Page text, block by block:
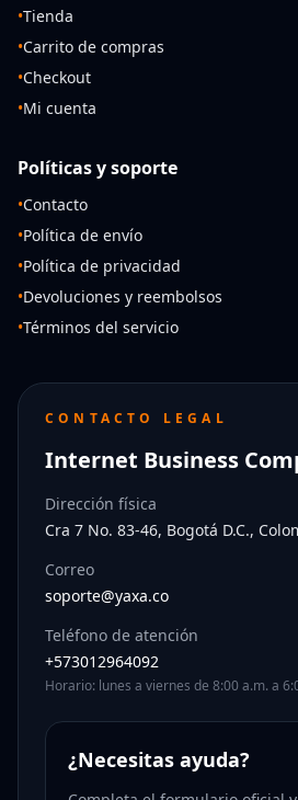
•Tienda
•Carrito de compras
•Checkout
•Mi cuenta
Políticas y soporte
•Contacto
•Política de envío
•Política de privacidad
•Devoluciones y reembolsos
•Términos del servicio
CONTACTO LEGAL
Internet Business
Dirección física
Cra 7 No. 83-46, Bogotá D.C.,
Correo
soporte@yaxa.co
Teléfono de atención
+573012964092
Horario: lunes a viernes de 8:00 a.m. a
¿Necesitas ayuda?